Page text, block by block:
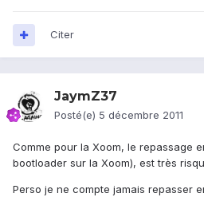
Citer
JaymZ37
Posté(e) 5 décembre 2011
Comme pour la Xoom, le repassage
bootloader sur la Xoom), est très
Perso je ne compte jamais repasser